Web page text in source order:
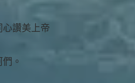
讚美上帝
。